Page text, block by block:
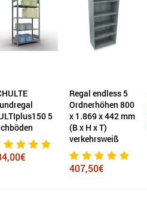
5
Regal endless 5
Ordnerhöhen 800
x 1.869 x 442 mm
(B x H x T)
verkehrsweiß
407,50€